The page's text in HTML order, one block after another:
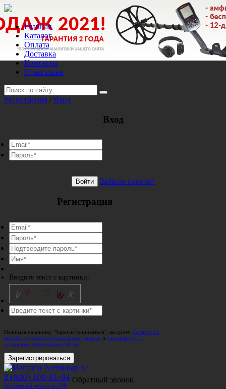
Главная
Каталог
Оплата
Доставка
Контакты
О магазине
Регистрация / Вход
Вход
Войти Забыли пароль?
Регистрация
Введите текст с картинки:
Нажимая на кнопку "Зарегистрироваться", вы даете согласие на
обработку своих персональных данных и соглашаетесь с
условиями пользования сайтом
Зарегистрироваться
8 (800) 100-81-84
Бесплатный звонок по РФ.
Обратный звонок